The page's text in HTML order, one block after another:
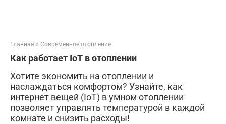
Главная » Современное отопление
Как работает IoT в отоплении
Хотите экономить на отоплении и
наслаждаться комфортом? Узнайте, как
интернет вещей (IoT) в умном отоплении
позволяет управлять температурой в каждой
комнате и снизить расходы!